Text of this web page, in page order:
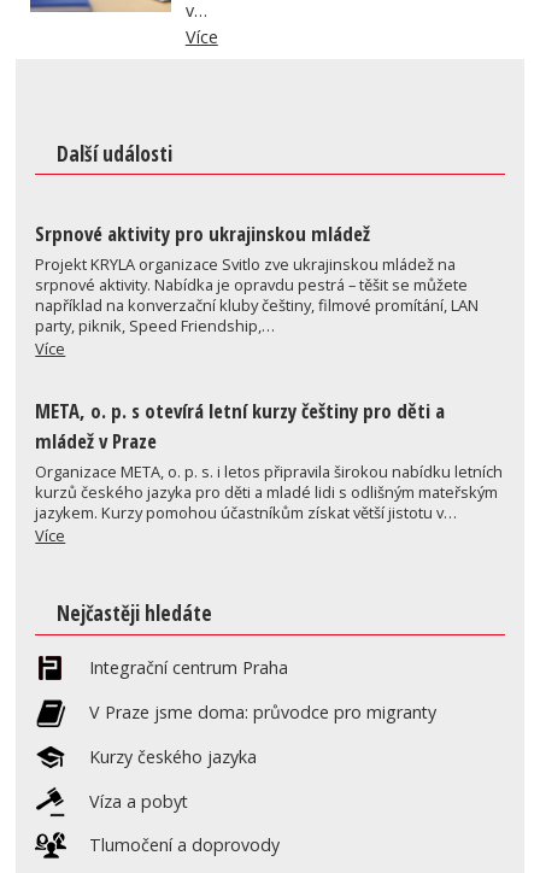
v…
Více
Další události
Srpnové aktivity pro ukrajinskou mládež
Projekt KRYLA organizace Svitlo zve ukrajinskou mládež na
srpnové aktivity. Nabídka je opravdu pestrá – těšit se můžete
například na konverzační kluby češtiny, filmové promítání, LAN
party, piknik, Speed Friendship,…
Více
META, o. p. s otevírá letní kurzy češtiny pro děti a
mládež v Praze
Organizace META, o. p. s. i letos připravila širokou nabídku letních
kurzů českého jazyka pro děti a mladé lidi s odlišným mateřským
jazykem. Kurzy pomohou účastníkům získat větší jistotu v…
Více
Nejčastěji hledáte
Integrační centrum Praha
V Praze jsme doma: průvodce pro migranty
Kurzy českého jazyka
Víza a pobyt
Tlumočení a doprovody